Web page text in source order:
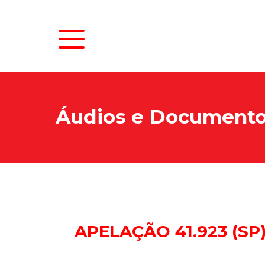
Áudios e
APELAÇÃO 41.923